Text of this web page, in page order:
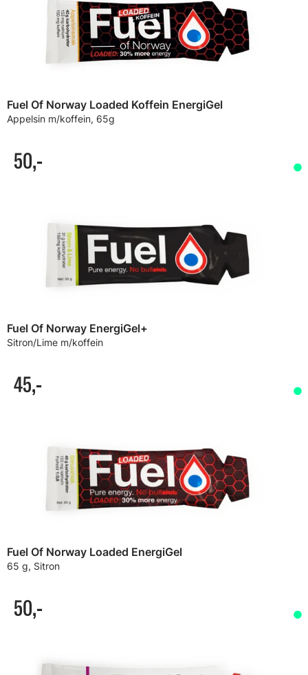
Fuel Of Norway Loaded Koffein EnergiGel
Appelsin m/koffein, 65g
50,-
Fuel Of Norway EnergiGel+
Sitron/Lime m/koffein
45,-
Fuel Of Norway Loaded EnergiGel
65 g, Sitron
50,-